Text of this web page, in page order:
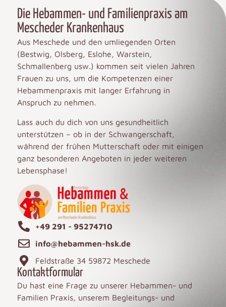
Die Hebammen- und Familienpraxis am
Mescheder Krankenhaus
Aus Meschede und den umliegenden Orten
(Bestwig, Olsberg, Eslohe, Warstein,
Schmallenberg usw.) kommen seit vielen Jahren
Frauen zu uns, um die Kompetenzen einer
Hebammenpraxis mit langer Erfahrung in
Anspruch zu nehmen.
Lass auch du dich von uns gesundheitlich
unterstützen – ob in der Schwangerschaft,
während der frühen Mutterschaft oder mit einigen
ganz besonderen Angeboten in jeder weiteren
Lebensphase!
+49 291 - 95274710
info@hebammen-hsk.de
Feldstraße 34 59872 Meschede
Kontaktformular
Du hast eine Frage zu unserer Hebammen- und
Familien Praxis, unserem Begleitungs- und